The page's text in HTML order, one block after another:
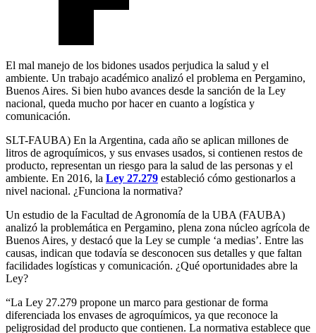
El mal manejo de los bidones usados perjudica la salud y el
ambiente. Un trabajo académico analizó el problema en Pergamino,
Buenos Aires. Si bien hubo avances desde la sanción de la Ley
nacional, queda mucho por hacer en cuanto a logística y
comunicación.
SLT-FAUBA) En la Argentina, cada año se aplican millones de
litros de agroquímicos, y sus envases usados, si contienen restos de
producto, representan un riesgo para la salud de las personas y el
ambiente. En 2016, la Ley 27.279 estableció cómo gestionarlos a
nivel nacional. ¿Funciona la normativa?
Un estudio de la Facultad de Agronomía de la UBA (FAUBA)
analizó la problemática en Pergamino, plena zona núcleo agrícola de
Buenos Aires, y destacó que la Ley se cumple ‘a medias’. Entre las
causas, indican que todavía se desconocen sus detalles y que faltan
facilidades logísticas y comunicación. ¿Qué oportunidades abre la
Ley?
“La Ley 27.279 propone un marco para gestionar de forma
diferenciada los envases de agroquímicos, ya que reconoce la
peligrosidad del producto que contienen. La normativa establece que